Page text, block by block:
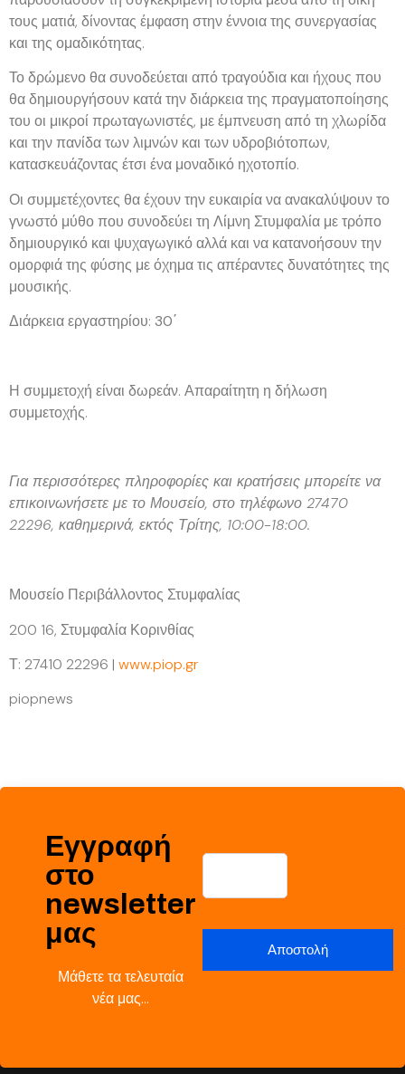
τους ματιά, δίνοντας έμφαση στην έννοια της συνεργασίας
και της ομαδικότητας.
Το δρώμενο θα συνοδεύεται από τραγούδια και ήχους που
θα δημιουργήσουν κατά την διάρκεια της πραγματοποίησης
του οι μικροί πρωταγωνιστές, με έμπνευση από τη χλωρίδα
και την πανίδα των λιμνών και των υδροβιότοπων,
κατασκευάζοντας έτσι ένα μοναδικό ηχοτοπίο.
Οι συμμετέχοντες θα έχουν την ευκαιρία να ανακαλύψουν το
γνωστό μύθο που συνοδεύει τη Λίμνη Στυμφαλία με τρόπο
δημιουργικό και ψυχαγωγικό αλλά και να κατανοήσουν την
ομορφιά της φύσης με όχημα τις απέραντες δυνατότητες της
μουσικής.
Διάρκεια εργαστηρίου: 30΄
Η συμμετοχή είναι δωρεάν. Απαραίτητη η δήλωση
συμμετοχής.
Για περισσότερες πληροφορίες και κρατήσεις μπορείτε να
επικοινωνήσετε με το Μουσείο, στο τηλέφωνο 27470
22296, καθημερινά, εκτός Τρίτης, 10:00-18:00.
Μουσείο Περιβάλλοντος Στυμφαλίας
200 16, Στυμφαλία Κορινθίας
Τ: 27410 22296 | www.piop.gr
piopnews
Εγγραφή
στο
newsletter
μας
Μάθετε τα τελευταία
νέα μας…